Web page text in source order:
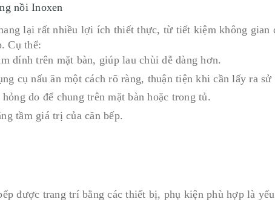
nồi Inoxen
lại rất nhiều lợi ích thiết thực, từ tiết kiệm không gian
Cụ thể:
dính trên mặt bàn, giúp lau chùi dễ dàng hơn.
cụ nấu ăn một cách rõ ràng, thuận tiện khi cần lấy ra sử
do để chung trên mặt bàn hoặc trong tủ.
tầm giá trị của căn bếp.
được trang trí bằng các thiết bị, phụ kiện phù hợp là